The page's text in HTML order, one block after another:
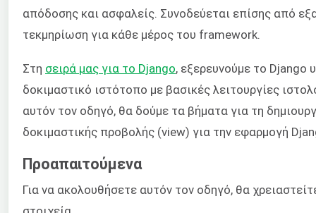
απόδοσης και ασφαλείς. Συνοδεύεται επίσης από
τεκμηρίωση για κάθε μέρος του framework.
Στη σειρά μας για το Django, εξερευνούμε το Django
δοκιμαστικό ιστότοπο με βασικές λειτουργίες
αυτόν τον οδηγό, θα δούμε τα βήματα για τη
δοκιμαστικής προβολής (view) για την εφαρμογή
Προαπαιτούμενα
Για να ακολουθήσετε αυτόν τον οδηγό, θα